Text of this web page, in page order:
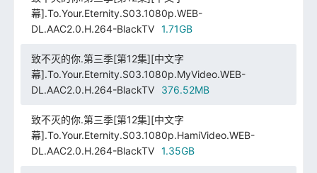
幕].To.Your.Eternity.S03.1080p.WEB-
DL.AAC2.0.H.264-BlackTV
1.71GB
致不灭的你.第三季[第12集][中文字
幕].To.Your.Eternity.S03.1080p.MyVideo.WEB-
DL.AAC2.0.H.264-BlackTV
376.52MB
致不灭的你.第三季[第12集][中文字
幕].To.Your.Eternity.S03.1080p.HamiVideo.WEB-
DL.AAC2.0.H.264-BlackTV
1.35GB